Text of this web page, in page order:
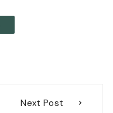
Next Post